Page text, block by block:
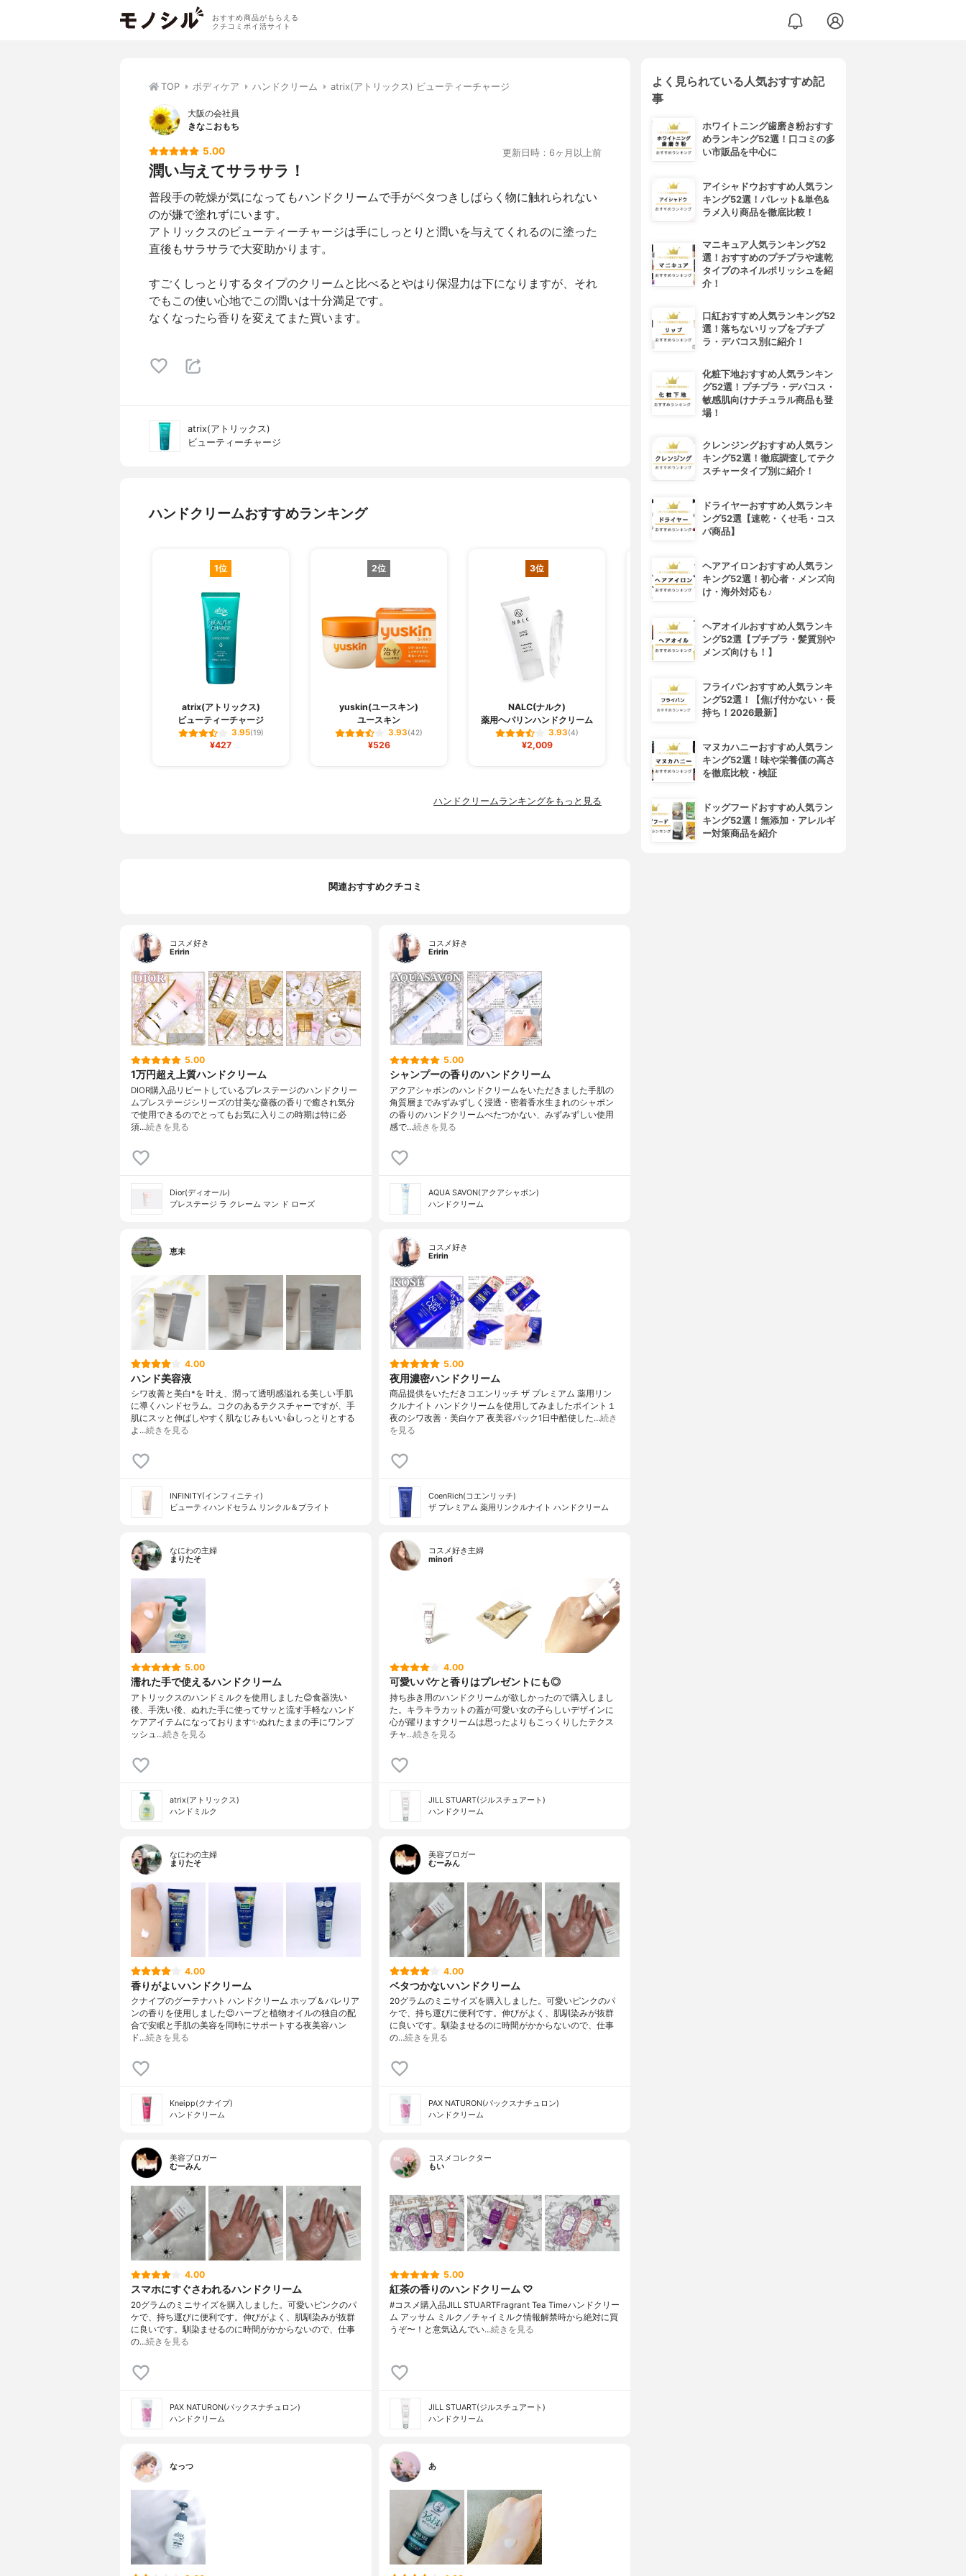
おすすめ商品がもらえる
クチコミポイ活サイト
TOP ボディケア ハンドクリーム atrix(アトリックス) ビューティーチャージ
大阪の会社員
きなこおもち
5.00 更新日時：6ヶ月以上前
潤い与えてサラサラ！
普段手の乾燥が気になってもハンドクリームで手がベタつきしばらく物に触れられない
のが嫌で塗れずにいます。
アトリックスのビューティーチャージは手にしっとりと潤いを与えてくれるのに塗った
直後もサラサラで大変助かります。
すごくしっとりするタイプのクリームと比べるとやはり保湿力は下になりますが、それ
でもこの使い心地でこの潤いは十分満足です。
なくなったら香りを変えてまた買います。
atrix(アトリックス)
ビューティーチャージ
ハンドクリームおすすめランキング
1位
atrix(アトリックス)
ビューティーチャージ
3.95(19)
¥427
2位
yuskin(ユースキン)
ユースキン
3.93(42)
¥526
3位
NALC(ナルク)
薬用ヘパリンハンドクリーム
3.93(4)
¥2,009
4位
HAN.d(ハンド)
シロジャム
¥1,980
L'OCCITANE(ロクシタン)
ハンドクリームランキングをもっと見る
関連おすすめクチコミ
コスメ好き
Eririn
5.00
1万円超え上質ハンドクリーム
DIOR購入品リピートしているプレステージのハンドクリー
ムプレステージシリーズの甘美な薔薇の香りで癒され気分
で使用できるのでとってもお気に入りこの時期は特に必
須…続きを見る
Dior(ディオール)
プレステージ ラ クレーム マン ド ローズ
コスメ好き
Eririn
5.00
シャンプーの香りのハンドクリーム
アクアシャボンのハンドクリームをいただきました手肌の
角質層までみずみずしく浸透・密着香水生まれのシャボン
の香りのハンドクリームべたつかない、みずみずしい使用
感で…続きを見る
AQUA SAVON(アクアシャボン)
ハンドクリーム
恵未
4.00
ハンド美容液
シワ改善と美白*を 叶え、潤って透明感溢れる美しい手肌
に導くハンドセラム。コクのあるテクスチャーですが、手
肌にスッと伸ばしやすく肌なじみもいい👍しっとりとする
よ…続きを見る
INFINITY(インフィニティ)
ビューティハンドセラム リンクル＆ブライト
コスメ好き
Eririn
5.00
夜用濃密ハンドクリーム
商品提供をいただきコエンリッチ ザ プレミアム 薬用リン
クルナイト ハンドクリームを使用してみましたポイント１
夜のシワ改善・美白ケア 夜美容パック1日中酷使した…続き
を見る
CoenRich(コエンリッチ)
ザ プレミアム 薬用リンクルナイト ハンドクリーム
なにわの主婦
まりたそ
5.00
濡れた手で使えるハンドクリーム
アトリックスのハンドミルクを使用しました😊食器洗い
後、手洗い後、ぬれた手に使ってサッと流す手軽なハンド
ケアアイテムになっております✨ぬれたままの手にワンプ
ッシュ…続きを見る
atrix(アトリックス)
ハンドミルク
コスメ好き主婦
minori
4.00
可愛いパケと香りはプレゼントにも◎
持ち歩き用のハンドクリームが欲しかったので購入しまし
た。キラキラカットの蓋が可愛い女の子らしいデザインに
心が躍りますクリームは思ったよりもこっくりしたテクス
チャ…続きを見る
JILL STUART(ジルスチュアート)
ハンドクリーム
なにわの主婦
まりたそ
4.00
香りがよいハンドクリーム
クナイプのグーテナハト ハンドクリーム ホップ＆バレリア
ンの香りを使用しました😊ハーブと植物オイルの独自の配
合で安眠と手肌の美容を同時にサポートする夜美容ハン
ド…続きを見る
Kneipp(クナイプ)
ハンドクリーム
美容ブロガー
むーみん
4.00
ベタつかないハンドクリーム
20グラムのミニサイズを購入しました。可愛いピンクのパ
ケで、持ち運びに便利です。伸びがよく、肌馴染みが抜群
に良いです。馴染ませるのに時間がかからないので、仕事
の…続きを見る
PAX NATURON(パックスナチュロン)
ハンドクリーム
美容ブロガー
むーみん
4.00
スマホにすぐさわれるハンドクリーム
20グラムのミニサイズを購入しました。可愛いピンクのパ
ケで、持ち運びに便利です。伸びがよく、肌馴染みが抜群
に良いです。馴染ませるのに時間がかからないので、仕事
の…続きを見る
PAX NATURON(パックスナチュロン)
ハンドクリーム
コスメコレクター
もい
5.00
紅茶の香りのハンドクリーム ♡
#コスメ購入品JILL STUARTFragrant Tea Timeハンドクリー
ム アッサム ミルク／チャイミルク情報解禁時から絶対に買
うぞ〜！と意気込んでい…続きを見る
JILL STUART(ジルスチュアート)
ハンドクリーム
なっつ あ
よく見られている人気おすすめ記
事
ホワイトニング歯磨き粉おすす
めランキング52選！口コミの多
い市販品を中心に
アイシャドウおすすめ人気ラン
キング52選！パレット&単色&
ラメ入り商品を徹底比較！
マニキュア人気ランキング52
選！おすすめのプチプラや速乾
タイプのネイルポリッシュを紹
介！
口紅おすすめ人気ランキング52
選！落ちないリップをプチプ
ラ・デパコス別に紹介！
化粧下地おすすめ人気ランキン
グ52選！プチプラ・デパコス・
敏感肌向けナチュラル商品も登
場！
クレンジングおすすめ人気ラン
キング52選！徹底調査してテク
スチャータイプ別に紹介！
ドライヤーおすすめ人気ランキ
ング52選【速乾・くせ毛・コス
パ商品】
ヘアアイロンおすすめ人気ラン
キング52選！初心者・メンズ向
け・海外対応も♪
ヘアオイルおすすめ人気ランキ
ング52選【プチプラ・髪質別や
メンズ向けも！】
フライパンおすすめ人気ランキ
ング52選！【焦げ付かない・長
持ち！2026最新】
マヌカハニーおすすめ人気ラン
キング52選！味や栄養価の高さ
を徹底比較・検証
ドッグフードおすすめ人気ラン
キング52選！無添加・アレルギ
ー対策商品を紹介